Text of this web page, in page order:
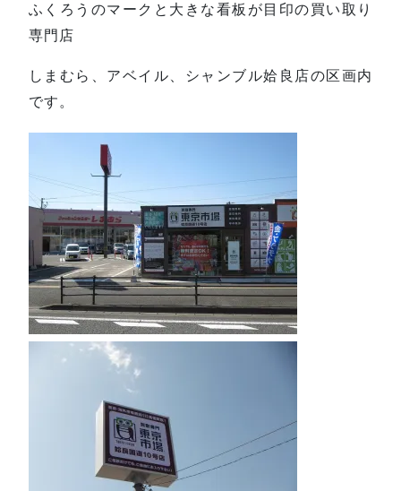
ふくろうのマークと大きな看板が目印の買い取り
専門店
しまむら、アベイル、シャンブル姶良店の区画内
です。